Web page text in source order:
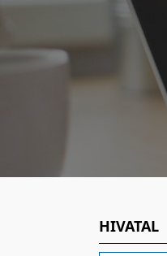
HIVATAL